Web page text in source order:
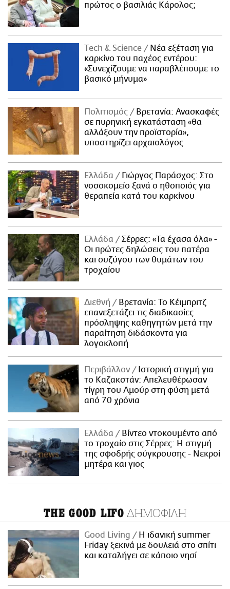
πρώτος ο βασιλιάς Κάρολος;
Τech & Science
Νέα εξέταση για
καρκίνο του παχέος εντέρου:
«Συνεχίζουμε να παραβλέπουμε το
βασικό μήνυμα»
Πολιτισμός
Βρετανία: Ανασκαφές
σε πυρηνική εγκατάσταση «θα
αλλάξουν την προϊστορία»,
υποστηρίζει αρχαιολόγος
Ελλάδα
Γιώργος Παράσχος: Στο
νοσοκομείο ξανά ο ηθοποιός για
θεραπεία κατά του καρκίνου
Ελλάδα
Σέρρες: «Τα έχασα όλα» -
Οι πρώτες δηλώσεις του πατέρα
και συζύγου των θυμάτων του
τροχαίου
Διεθνή
Βρετανία: Το Κέιμπριτζ
επανεξετάζει τις διαδικασίες
πρόσληψης καθηγητών μετά την
παραίτηση διδάσκοντα για
λογοκλοπή
Περιβάλλον
Ιστορική στιγμή για
το Καζακστάν: Απελευθέρωσαν
τίγρη του Αμούρ στη φύση μετά
από 70 χρόνια
Ελλάδα
Βίντεο ντοκουμέντο από
το τροχαίο στις Σέρρες: Η στιγμή
της σφοδρής σύγκρουσης - Νεκροί
μητέρα και γιος
THE GOOD LIFO ΔΗΜΟΦΙΛΗ
Good Living
Η ιδανική summer
Friday ξεκινά με δουλειά στο σπίτι
και καταλήγει σε κάποιο νησί